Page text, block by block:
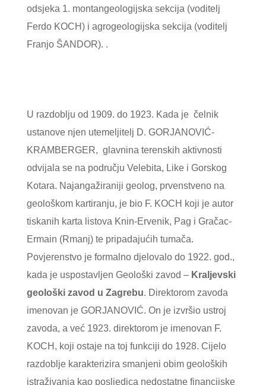
odsjeka 1. montangeologijska sekcija (voditelj
Ferdo KOCH) i agrogeologijska sekcija (voditelj
Franjo ŠANDOR). .
U razdoblju od 1909. do 1923. Kada je čelnik
ustanove njen utemeljitelj D. GORJANOVIĆ-
KRAMBERGER, glavnina terenskih aktivnosti
odvijala se na području Velebita, Like i Gorskog
Kotara. Najangažiraniji geolog, prvenstveno na
geološkom kartiranju, je bio F. KOCH koji je autor
tiskanih karta listova Knin-Ervenik, Pag i Gračac-
Ermain (Rmanj) te pripadajućih tumača.
Povjerenstvo je formalno djelovalo do 1922. god.,
kada je uspostavljen Geološki zavod – Kraljevski
geološki zavod u Zagrebu. Direktorom zavoda
imenovan je GORJANOVIĆ. On je izvršio ustroj
zavoda, a već 1923. direktorom je imenovan F.
KOCH, koji ostaje na toj funkciji do 1928. Cijelo
razdoblje karakterizira smanjeni obim geoloških
istraživanja kao posljedica nedostatne financijske